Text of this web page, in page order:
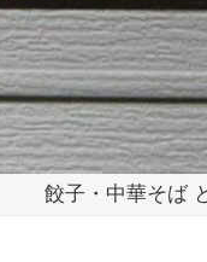
餃子・中華そば